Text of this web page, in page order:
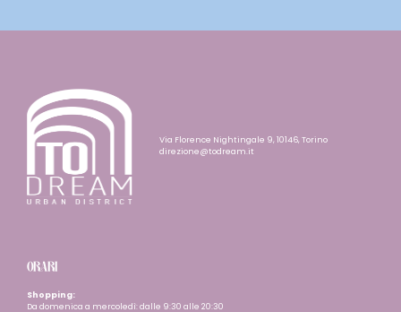
Via Florence Nightingale 9, 10146, Torino
direzione@todream.it
ORARI
Shopping:
Da domenica a mercoledì: dalle 9:30 alle 20:30